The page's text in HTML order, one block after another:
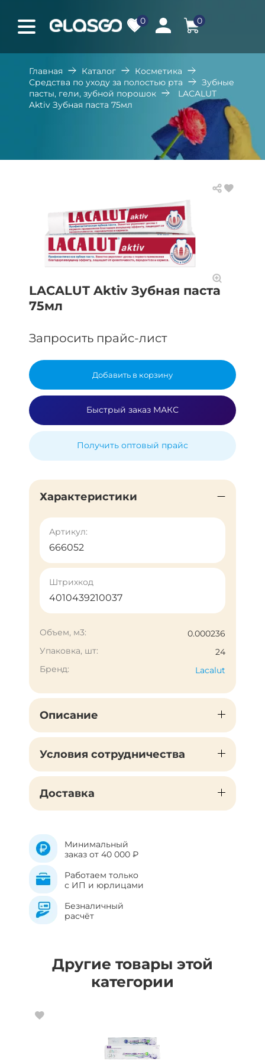
0 0
Главная Каталог
Косметика
Средства по уходу за полостью рта
Зубные
пасты, гели, зубной порошок
LACALUT
Aktiv Зубная паста 75мл
LACALUT Aktiv Зубная паста
75мл
Запросить прайс-лист
Добавить в корзину
Быстрый заказ МАКС
Получить оптовый прайс
Характеристики
Артикул:
666052
Штрихкод
4010439210037
Объем, м3:
0.000236
Упаковка, шт:
24
Бренд:
Lacalut
Описание
Условия сотрудничества
Доставка
Минимальный
заказ от 40 000 ₽
Работаем только
с ИП и юрлицами
Безналичный
расчёт
Другие товары этой
категории